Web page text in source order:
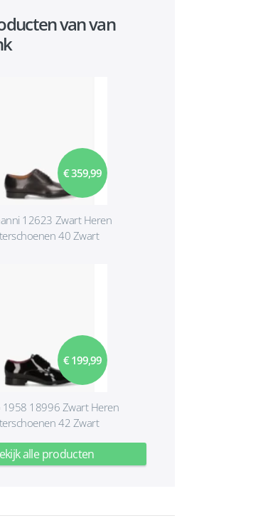
van van
€ 359,99
12623 Zwart Heren
40 Zwart
€ 199,99
1958 18996 Zwart Heren
42 Zwart
alle producten